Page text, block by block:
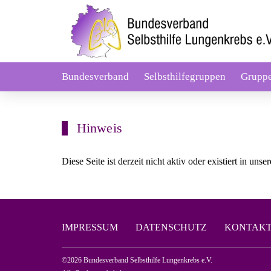
Bundesverband Selbsthilfegruppen
Hinweis
Diese Seite ist derzeit nicht aktiv oder existiert in
IMPRESSUM DATENSCHUTZ
©2026 Bundesverband Selbsthilfe Lungenkrebs e.V.